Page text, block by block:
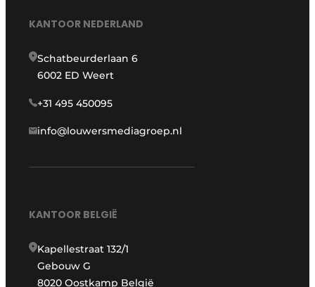
KANTOOR NEDERLAND
Schatbeurderlaan 6
6002 ED Weert
+31 495 450095
info@louwersmediagroep.nl
KANTOOR BELGIË
Kapellestraat 132/1
Gebouw G
8020 Oostkamp België